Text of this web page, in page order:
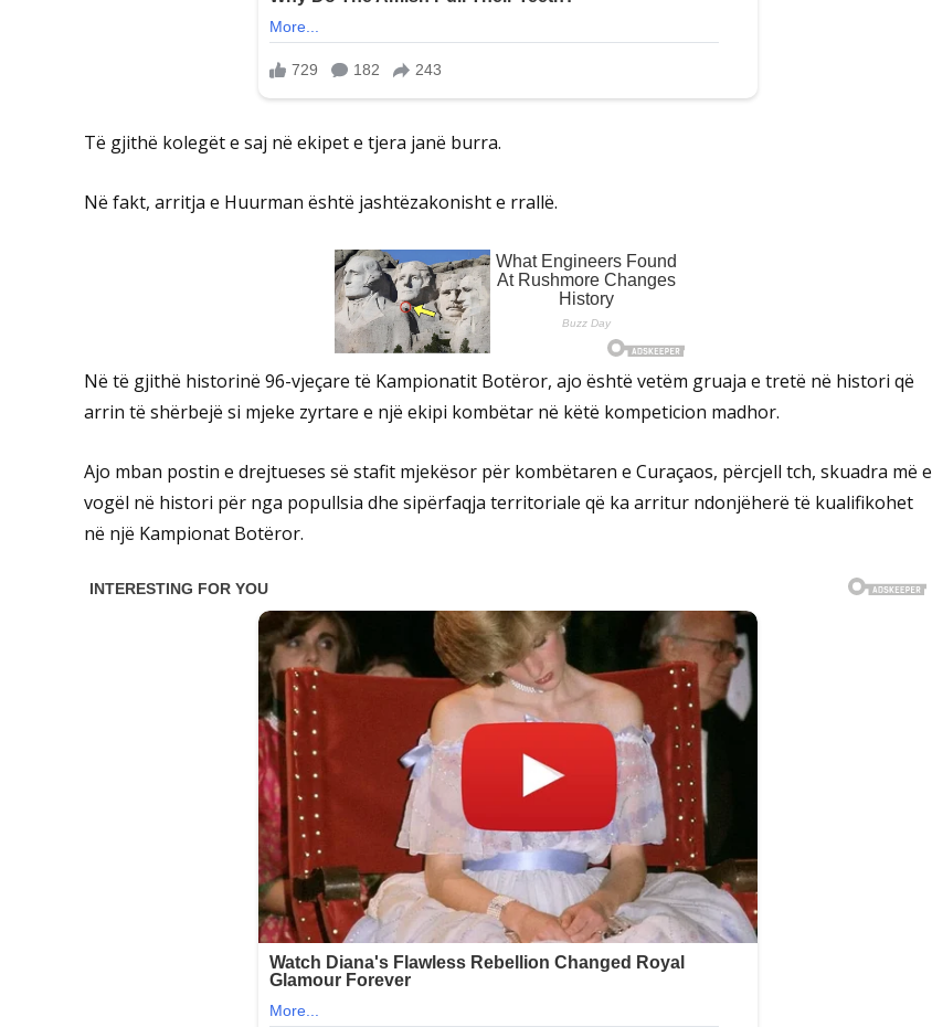
Të gjithë kolegët e saj në ekipet e tjera janë burra.
Në fakt, arritja e Huurman është jashtëzakonisht e rrallë.
Në të gjithë historinë 96-vjeçare të Kampionatit Botëror, ajo është vetëm gruaja e tretë në histori që
arrin të shërbejë si mjeke zyrtare e një ekipi kombëtar në këtë kompeticion madhor.
Ajo mban postin e drejtueses së stafit mjekësor për kombëtaren e Curaçaos, përcjell tch, skuadra më e
vogël në histori për nga popullsia dhe sipërfaqja territoriale që ka arritur ndonjëherë të kualifikohet
në një Kampionat Botëror.